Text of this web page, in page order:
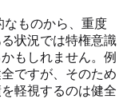
ものから、重度
状況では特権意識
もしれません。例
ですが、そのため
軽視するのは健全